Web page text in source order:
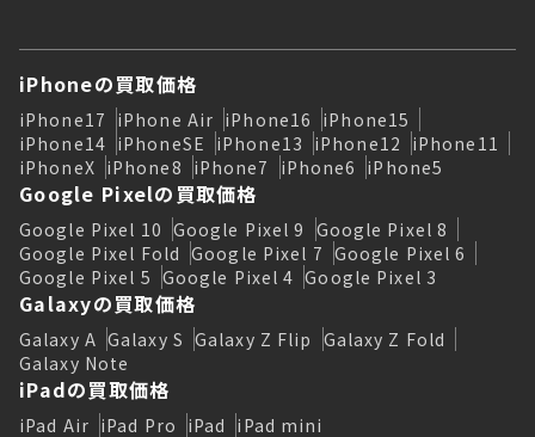
iPhoneの買取価格
iPhone17 iPhone Air iPhone16 iPhone15
iPhone14 iPhoneSE iPhone13 iPhone12 iPhone11
iPhoneX iPhone8 iPhone7 iPhone6 iPhone5
Google Pixelの買取価格
Google Pixel 10 Google Pixel 9 Google Pixel 8
Google Pixel Fold Google Pixel 7 Google Pixel 6
Google Pixel 5 Google Pixel 4 Google Pixel 3
Galaxyの買取価格
Galaxy A Galaxy S Galaxy Z Flip Galaxy Z Fold
Galaxy Note
iPadの買取価格
iPad Air iPad Pro iPad iPad mini